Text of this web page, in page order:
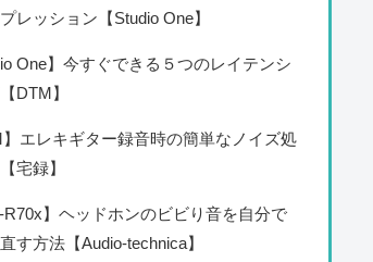
レッション【Studio One】
One】今すぐできる５つのレイテンシ
DTM】
】エレキギター録音時の簡単なノイズ処
宅録】
R70x】ヘッドホンのビビり音を自分で
す方法【Audio-technica】